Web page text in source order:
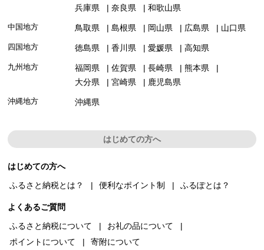
兵庫県
奈良県 和歌山県
中国地方 鳥取県 島根県 岡山県 広島県 山口県
四国地方 徳島県 香川県 愛媛県 高知県
九州地方 福岡県 佐賀県 長崎県
熊本県
大分県
宮崎県 鹿児島県
沖縄地方 沖縄県
はじめての方へ
はじめての方へ
ふるさと納税とは？
便利なポイント制 ふるぽとは？
よくあるご質問
ふるさと納税について
お礼の品について
ポイントについて
寄附について